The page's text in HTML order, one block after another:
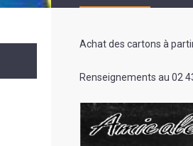
Achat des cartons à
Renseignements au 02